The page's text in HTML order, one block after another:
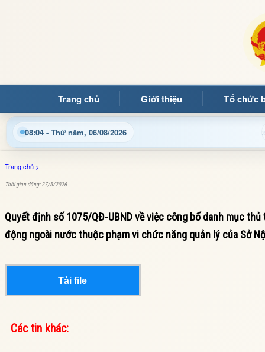
Trang chủ Giới thiệu Tổ chức
08:04 - Thứ năm, 06/08/2026
mừng quý bạn đọc đến với Trang thông tin điện tử xã
Trang chủ >
Thời gian đăng: 27/5/2026
Quyết định số 1075/QĐ-UBND về việc công bố danh mục
động ngoài nước thuộc phạm vi chức năng quản lý của Sở
Tải file
Các tin khác: